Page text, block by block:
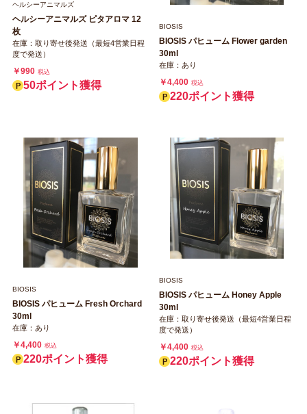
ヘルシーアニマルズ
ヘルシーアニマルズ ピタアロマ 12
枚
在庫：取り寄せ後発送（最短4営業日程
度で発送）
￥990 税込
50ポイント獲得
BIOSIS
BIOSIS パヒューム Flower garden
30ml
在庫：あり
￥4,400 税込
220ポイント獲得
BIOSIS
BIOSIS パヒューム Fresh Orchard
30ml
在庫：あり
￥4,400 税込
220ポイント獲得
BIOSIS
BIOSIS パヒューム Honey Apple
30ml
在庫：取り寄せ後発送（最短4営業日程
度で発送）
￥4,400 税込
220ポイント獲得